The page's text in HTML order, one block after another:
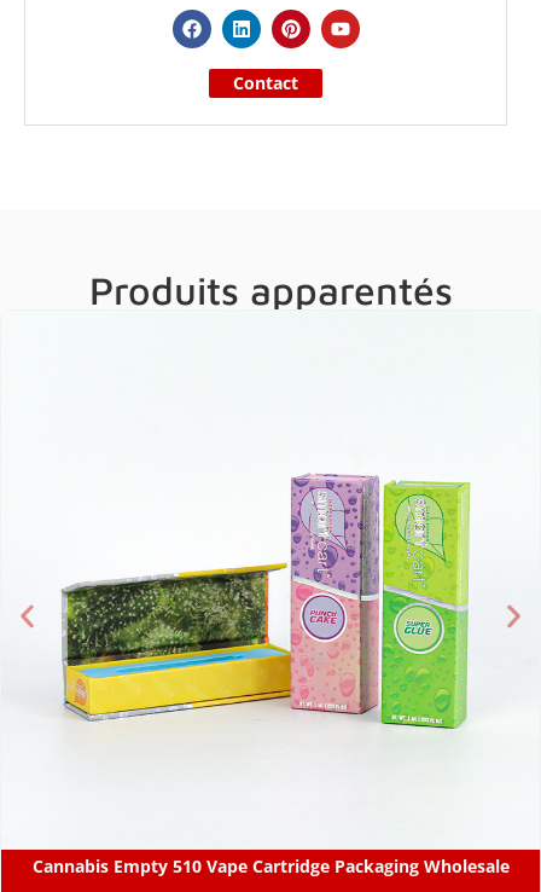
Contact
Produits apparentés
Cannabis Empty 510 Vape Cartridge Packaging Wholesale